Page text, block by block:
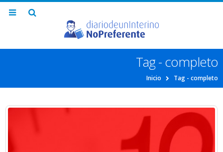
Tag - completo
Inicio Tag - completo